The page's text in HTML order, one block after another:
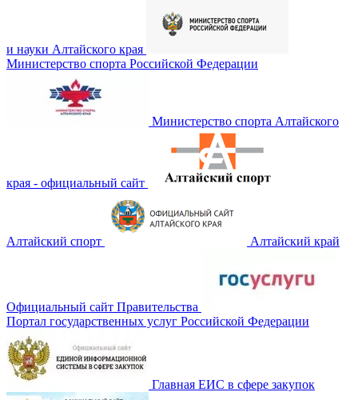
и науки Алтайского края
Министерство спорта Российской Федерации
Министерство спорта Алтайского
края - официальный сайт
Алтайский спорт Алтайский край
Официальный сайт Правительства
Портал государственных услуг Российской Федерации
Главная ЕИС в сфере закупок